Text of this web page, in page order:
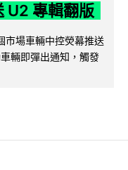
U2 專輯翻版
市場車輛中控熒幕推送
輛即彈出通知，觸發